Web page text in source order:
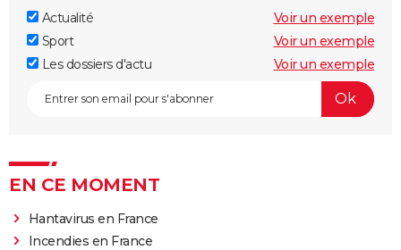
Actualité
Voir un exemple
Sport
Voir un exemple
Les dossiers d'actu
Voir un exemple
EN CE MOMENT
Hantavirus en France
Incendies en France